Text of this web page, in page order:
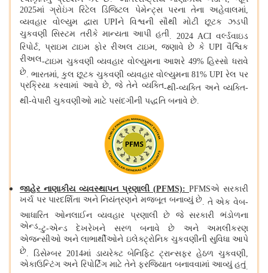
2025માં ગ્રોઇંગ રિટેલ ડિજિટલ પેમેન્ટ્સ પરના તેના અહેવાલમાં,
વ્યવહાર વોલ્યુમ દ્વારા UPIને વિશ્વની સૌથી મોટી છૂટક ઝડપી
ચુકવણી સિસ્ટમ તરીકે માન્યતા આપી હતી. 2024 ACI વર્લ્ડવાઇડ
રિપોર્ટ, પ્રાઇમ ટાઇમ ફોર રીઅલ ટાઇમ, જણાવે છે કે UPI વૈશ્વિક
રીઅલ-ટાઇમ ચુકવણી વ્યવહાર વોલ્યુમના આશરે 49% હિસ્સો ધરાવે
છે.ભારતમાં, કુલ છૂટક ચુકવણી વ્યવહાર વોલ્યુમના 81% UPI રેલ પર
પ્રક્રિયા કરવામાં આવે છે, જે તેને વ્યક્તિ-થી-વ્યક્તિ અને વ્યક્તિ-
થી-વેપારી ચુકવણીઓ માટે પસંદગીની પદ્ધતિ બનાવે છે.
જાહેર નાણાકીય વ્યવસ્થાપન પ્રણાલી (PFMS): PFMSએ સરકારી
ખર્ચ પર પારદર્શિતા અને નિયંત્રણને મજબૂત બનાવ્યું છે. તે એક વેબ-
આધારિત ઓનલાઈન વ્યવહાર પ્રણાલી છે જે સરકારી ભંડોળના
એન્ડ-ટુ-એન્ડ દેખરેખને સરળ બનાવે છે અને અમલીકરણ
એજન્સીઓ અને લાભાર્થીઓને ઇલેક્ટ્રોનિક ચુકવણીની સુવિધા આપે
છે. ડિસેમ્બર 2014માં ડાયરેક્ટ બેનિફિટ ટ્રાન્સફર હેઠળ ચુકવણી,
એકાઉન્ટિંગ અને રિપોર્ટિંગ માટે તેને ફરજિયાત બનાવવામાં આવ્યું હતું.